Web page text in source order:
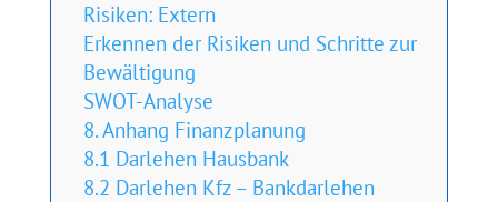
Risiken: Extern
Erkennen der Risiken und Schritte zur
Bewältigung
SWOT-Analyse
8. Anhang Finanzplanung
8.1 Darlehen Hausbank
8.2 Darlehen Kfz – Bankdarlehen